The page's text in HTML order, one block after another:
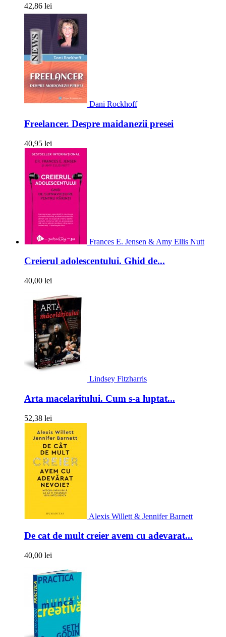
42,86 lei
Dani Rockhoff
Freelancer. Despre maidanezii presei
40,95 lei
Frances E. Jensen & Amy Ellis Nutt
Creierul adolescentului. Ghid de...
40,00 lei
Lindsey Fitzharris
Arta macelaritului. Cum s-a luptat...
52,38 lei
Alexis Willett & Jennifer Barnett
De cat de mult creier avem cu adevarat...
40,00 lei